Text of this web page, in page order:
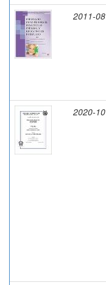
2011-08
2020-10